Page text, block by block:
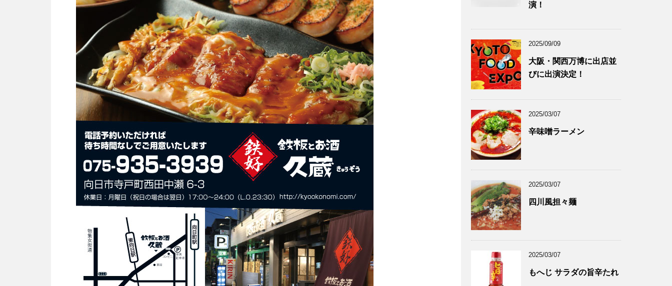
演！
2025/09/09
大阪・関西万博に出店並
びに出演決定！
2025/03/07
辛味噌ラーメン
2025/03/07
四川風担々麺
2025/03/07
もへじ サラダの旨辛たれ